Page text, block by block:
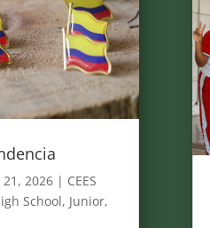
21, 2026| CEES
School, Junior,